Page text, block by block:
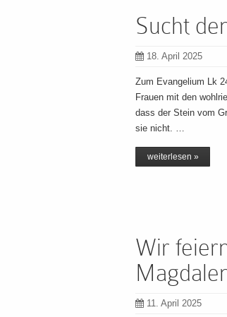
Sucht
18. April 2025
Zum Evangelium Lk
Frauen mit den
dass der Stein vom
sie nicht. …
weiterlesen »
Wir
11. April 2025